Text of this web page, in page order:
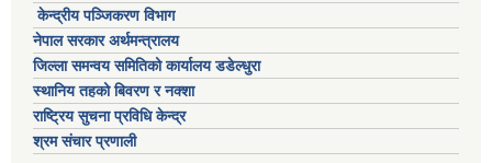
केन्द्रीय पञ्जिकरण विभाग
नेपाल सरकार अर्थमन्त्रालय
जिल्ला समन्वय समितिको कार्यालय डडेल्धुरा
स्थानिय तहको बिवरण र नक्शा
राष्ट्रिय सुचना प्रविधि केन्द्र
श्रम संचार प्रणाली